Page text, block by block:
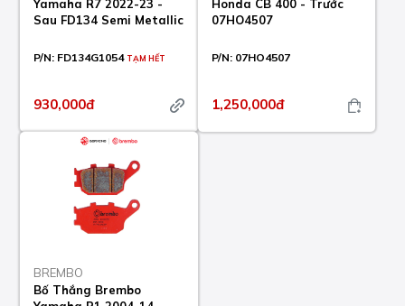
Yamaha R7 2022-23 -
Sau FD134 Semi Metallic
P/N: FD134G1054 TẠM HẾT
930,000đ
Honda CB 400 - Trước
07HO4507
P/N: 07HO4507
1,250,000đ
BREMBO
Bố Thắng Brembo